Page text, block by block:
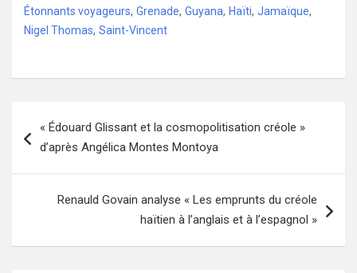
Étonnants voyageurs, Grenade, Guyana, Haïti, Jamaïque,
Nigel Thomas, Saint-Vincent
de
« Édouard Glissant et la cosmopolitisation créole »
d’après Angélica Montes Montoya
Renauld Govain analyse « Les emprunts du créole
haïtien à l’anglais et à l’espagnol »